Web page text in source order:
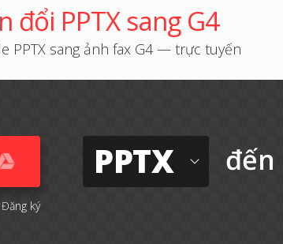
đổi PPTX sang G4
PPTX sang ảnh fax G4 — trực tuyến
Đăng ký
PPTX đến